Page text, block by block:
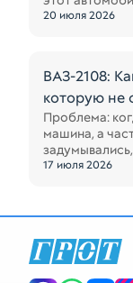
20 июля 2026
ВАЗ-2108:
которую не
Проблема:
машина, а
17 июля 2026